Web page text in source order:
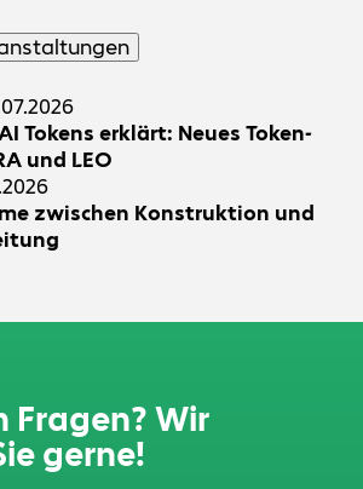
Tokens erklärt: Neues Token-
und LEO
zwischen Konstruktion und
Fragen? Wir
gerne!